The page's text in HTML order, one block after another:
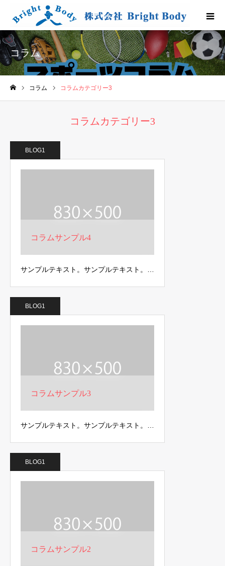
コラム
コラム コラムカテゴリー3
コラムカテゴリー3
BLOG1
コラムサンプル4
サンプルテキスト。サンプルテキスト。…
BLOG1
コラムサンプル3
サンプルテキスト。サンプルテキスト。…
BLOG1
コラムサンプル2